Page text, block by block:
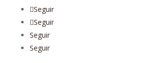
Seguir
Seguir
Seguir
Seguir